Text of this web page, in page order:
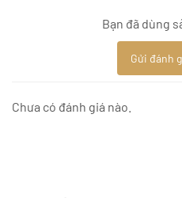
Bạn đã dùng
Gửi đánh
Chưa có đánh giá nào.